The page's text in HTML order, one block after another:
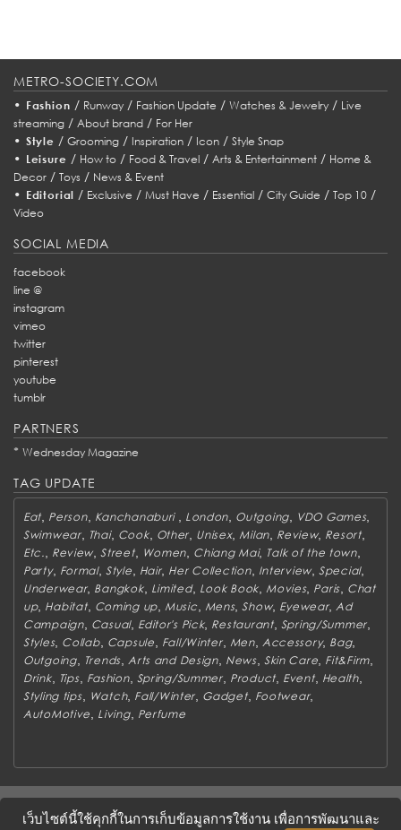
METRO-SOCIETY.COM
• Fashion / Runway/ Fashion Update / Watches & Jewelry/ Live
streaming / About brand / For Her
• Style / Grooming/ Inspiration/ Icon/ Style Snap
• Leisure / How to/ Food & Travel/ Arts & Entertainment/ Home &
Decor / Toys / News & Event
• Editorial / Exclusive /Must Have / Essential /City Guide /Top 10 /
Video
SOCIAL MEDIA
facebook
line @
instagram
vimeo
twitter
pinterest
youtube
tumblr
PARTNERS
* Wednesday Magazine
TAG UPDATE
Eat Person, Kanchanaburi London Outgoing, VDO Games,
Swimwear, Thai, Cook, Other Unisex, Milan Review, Resort,
Etc. Review,Street, Women Chiang Mai, Talk of the town,
Party, Formal, Style Hair, Her Collection, Interview,Special,
Underwear, Bangkok, Limited, Look Book Movies, Paris Chat
up, Habitat, Coming up, Music Mens,Show, Eyewear, Ad
Campaign, Casual, Editor's Pick, Restaurant, Spring/Summer
Styles, Collab, Capsule Fall/Winter, Men, Accessory, Bag,
Outgoing, Trends Arts and Design, News, Skin Care Fit&Firm
Drink, Tips, Fashion, Spring/Summer, Product, Event, Health,
Styling tips, Watch, Fall/Winter Gadget, Footwear,
AutoMotive Living, Perfume
TERMS & CONDITIONS
PRIVACY POLICY
เว็บไซต์นี้ใช้คุกกี้ในการเก็บข้อมูลการใช้งาน เพื่อการพัฒนาและ